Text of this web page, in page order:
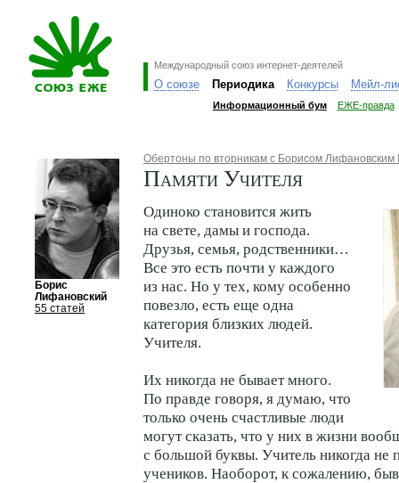
Международный союз интернет-деятелей
О союзе Периодика Конкурсы Мейл-
Информационный бум ЕЖЕ-правда
Борис
Лифановский
55 статей
Обертоны по вторникам с Борисом
Памяти Учителя
Одиноко становится жить
на свете, дамы и господа.
Друзья, семья, родственники…
Все это есть почти у каждого
из нас. Но у тех, кому особенно
повезло, есть еще одна
категория близких людей.
Учителя.
Их никогда не бывает много.
По правде говоря, я думаю, что
только очень счастливые люди
могут сказать, что у них в жизни
с большой буквы. Учитель никогда не
учеников. Наоборот, к сожалению,